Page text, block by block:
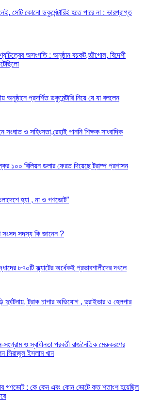
সেটি কোনো ডকুমেন্টারিই হতে পারে না : ভারপ্রাপ্ত
অসংগতি : অনুষ্ঠান বয়কট,হট্টগোল, বিদেশী
প্রদর্শিত ডকুমেন্টারি নিয়ে যে যা বললেন
সংঘাত ও সহিংসতা,রেহাই পাননি শিক্ষক সাংবাদিক
১০০ বিলিয়ন ডলার ফেরত দিয়েছে ট্রাম্প প্রশাসন
হ্যা , না ও গণভোট”
সংসদ সদস্য কি জানেন ?
৮৭০টি ফ্ল্যাটের অর্ধেকই প্রভাবশালীদের দখলে
দুর্ঘটনায়, ট্রাক চাপার অভিযোগ , ড্রাইভার ও হেলপার
ও স্বাধীনতা পরবর্তী রাজনৈতিক মেরুকরণের
সিরাজুল ইসলাম খান
গণভোট : কে কেন এবং কোন ভোটে কত শতাংশ হয়েছিল